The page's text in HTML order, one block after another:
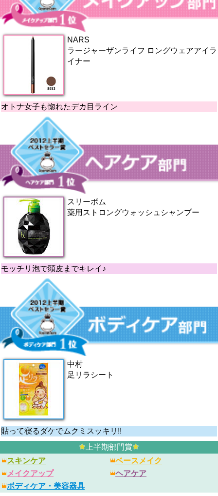
NARS
ラージャーザンライフ ロングウェアアイラ
イナー
オトナ女子も惚れたデカ目ライン
スリーボム
薬用ストロングウォッシュシャンプー
モッチリ泡で頭皮までキレイ♪
中村
足リラシート
貼って寝るダケでムクミスッキリ!!
上半期部門賞
スキンケア
ベースメイク
メイクアップ
ヘアケア
ボディケア・美容器具